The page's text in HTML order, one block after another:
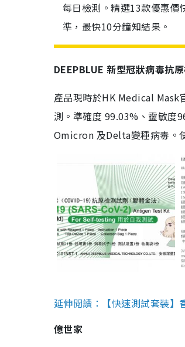
每日檢測。精選13款優惠
準，最快10分鐘知結果。
DEEPBLUE 新型冠狀病毒抗
產品現時於HK Medical Mask
測。準確度 99.03%、靈敏度
Omicron 及Delta變種病毒。
延伸閱讀：【快速測試套裝
億世家